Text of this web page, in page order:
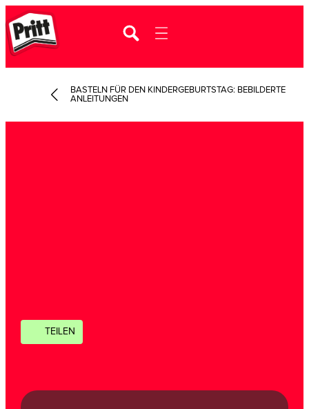
BASTELN FÜR DEN KINDERGEBURTSTAG: BEBILDERTE
ANLEITUNGEN
TEILEN